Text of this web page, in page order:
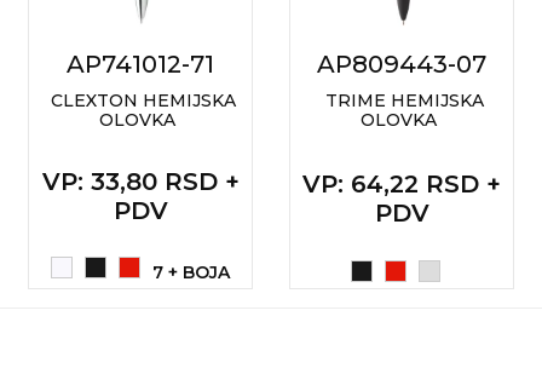
AP741012-71
CLEXTON HEMIJSKA
OLOVKA
VP: 33,80 RSD +
PDV
7 + BOJA
AP809443-07
TRIME HEMIJSKA
OLOVKA
VP: 64,22 RSD +
PDV